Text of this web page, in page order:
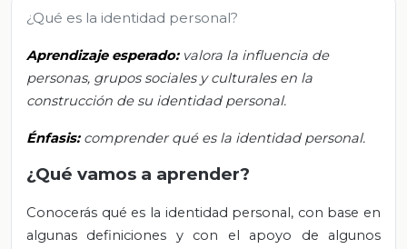
¿Qué es la identidad personal?
Aprendizaje esperado: valora la influencia de
personas, grupos sociales y culturales en la
construcción de su identidad personal.
Énfasis: comprender qué es la identidad personal.
¿Qué vamos a aprender?
Conocerás qué es la identidad personal, con base en
algunas definiciones y con el apoyo de algunos